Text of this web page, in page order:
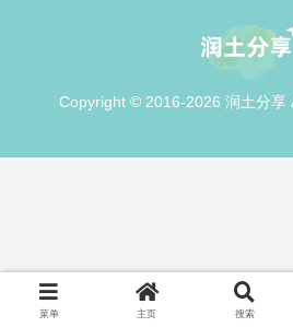
Copyright © 2016-2026 润土分享
菜单 主页 搜索